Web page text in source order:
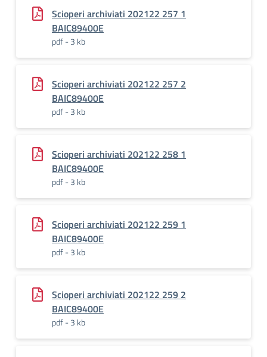
Scioperi archiviati 202122 257 1
BAIC89400E
pdf - 3 kb
Scioperi archiviati 202122 257 2
BAIC89400E
pdf - 3 kb
Scioperi archiviati 202122 258 1
BAIC89400E
pdf - 3 kb
Scioperi archiviati 202122 259 1
BAIC89400E
pdf - 3 kb
Scioperi archiviati 202122 259 2
BAIC89400E
pdf - 3 kb